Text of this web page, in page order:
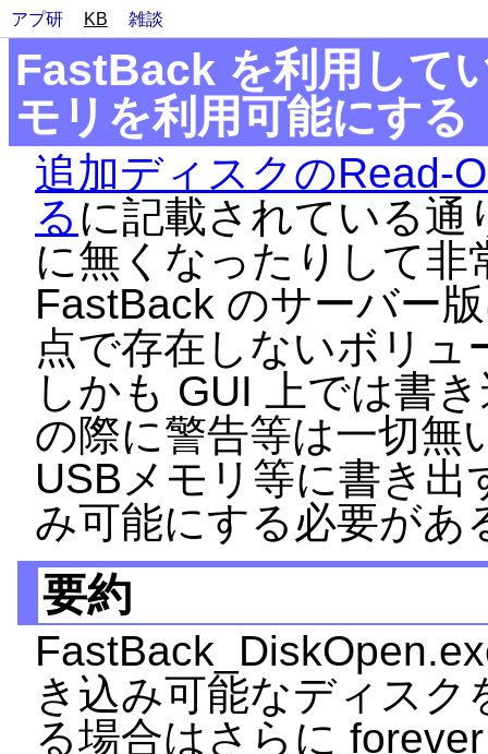
アプ研 KB 雑談
FastBack を利用して
モリを利用可能にする
追加ディスクのRead-
る に記載されている通
に無くなったりして非
FastBack のサーバー
点で存在しないボリ
しかも GUI 上では書
の際に警告等は一切無
USBメモリ等に書き
み可能にする必要があ
要約
き込み可能なディス
る場合はさらに